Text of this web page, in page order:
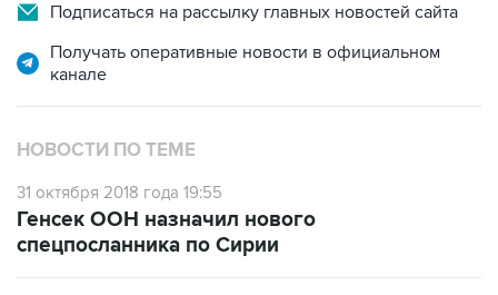
Подписаться на рассылку главных новостей сайта
Получать оперативные новости в официальном
канале
НОВОСТИ ПО ТЕМЕ
31 октября 2018 года 19:55
Генсек ООН назначил нового
спецпосланника по Сирии